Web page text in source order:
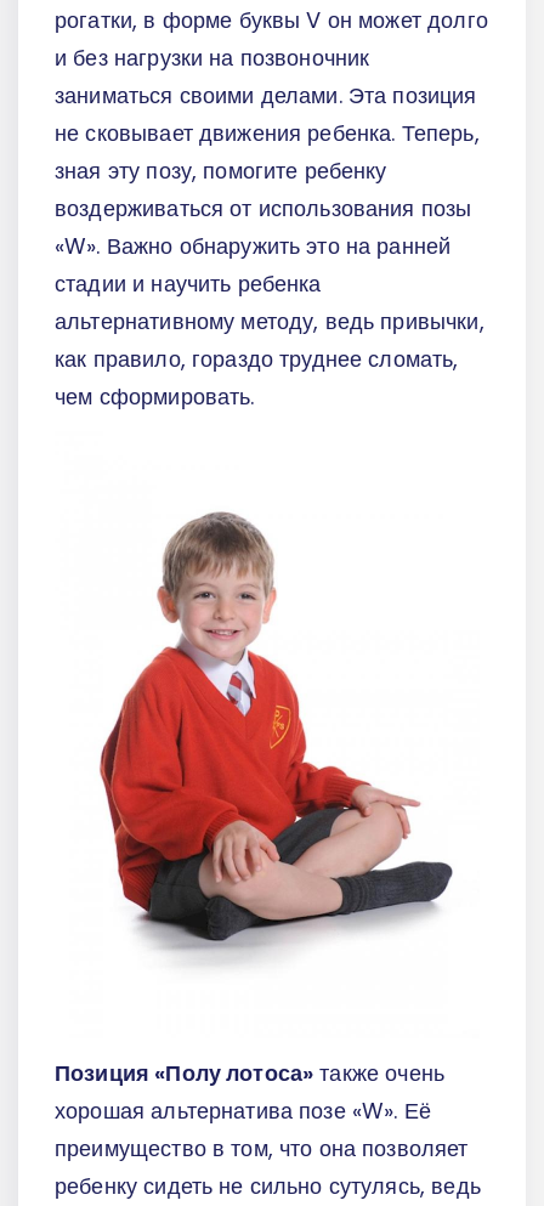
рогатки, в форме буквы V он может долго
и без нагрузки на позвоночник
заниматься своими делами. Эта позиция
не сковывает движения ребенка. Теперь,
зная эту позу, помогите ребенку
воздерживаться от использования позы
«W». Важно обнаружить это на ранней
стадии и научить ребенка
альтернативному методу, ведь привычки,
как правило, гораздо труднее сломать,
чем сформировать.
Позиция «Полу лотоса» также очень
хорошая альтернатива позе «W». Её
преимущество в том, что она позволяет
ребенку сидеть не сильно сутулясь, ведь